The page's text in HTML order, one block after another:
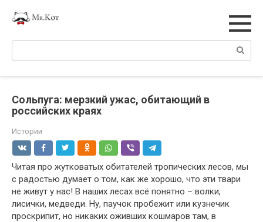
Поиск:
Сольпуга: мерзкий ужас, обитающий в
российских краях
Истории
Читая про жутковатых обитателей тропических лесов, мы
с радостью думает о том, как же хорошо, что эти твари
не живут у нас! В наших лесах всё понятно – волки,
лисички, медведи. Ну, паучок пробежит или кузнечик
проскрипит, но никаких оживших кошмаров там, в